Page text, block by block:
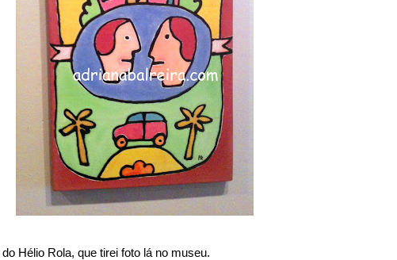
Hélio Rola, que tirei foto lá no museu.